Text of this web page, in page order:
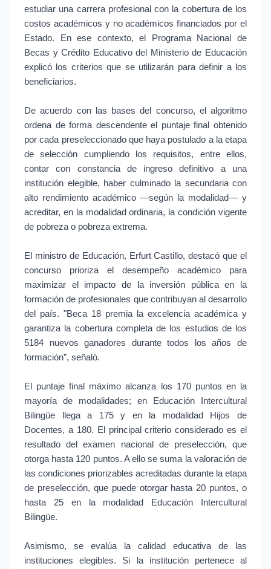
estudiar una carrera profesional con la cobertura de los
costos académicos y no académicos financiados por el
Estado. En ese contexto, el Programa Nacional de
Becas y Crédito Educativo del Ministerio de Educación
explicó los criterios que se utilizarán para definir a los
beneficiarios.
De acuerdo con las bases del concurso, el algoritmo
ordena de forma descendente el puntaje final obtenido
por cada preseleccionado que haya postulado a la etapa
de selección cumpliendo los requisitos, entre ellos,
contar con constancia de ingreso definitivo a una
institución elegible, haber culminado la secundaria con
alto rendimiento académico —según la modalidad— y
acreditar, en la modalidad ordinaria, la condición vigente
de pobreza o pobreza extrema.
El ministro de Educación, Erfurt Castillo, destacó que el
concurso prioriza el desempeño académico para
maximizar el impacto de la inversión pública en la
formación de profesionales que contribuyan al desarrollo
del país. "Beca 18 premia la excelencia académica y
garantiza la cobertura completa de los estudios de los
5184 nuevos ganadores durante todos los años de
formación”, señaló.
El puntaje final máximo alcanza los 170 puntos en la
mayoría de modalidades; en Educación Intercultural
Bilingüe llega a 175 y en la modalidad Hijos de
Docentes, a 180. El principal criterio considerado es el
resultado del examen nacional de preselección, que
otorga hasta 120 puntos. A ello se suma la valoración de
las condiciones priorizables acreditadas durante la etapa
de preselección, que puede otorgar hasta 20 puntos, o
hasta 25 en la modalidad Educación Intercultural
Bilingüe.
Asimismo, se evalúa la calidad educativa de las
instituciones elegibles. Si la institución pertenece al